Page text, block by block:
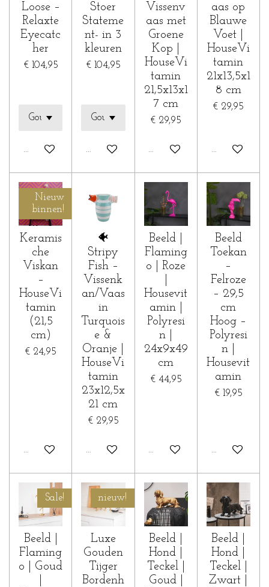
Loose –
Relaxte
Eyecatc
her
€ 104,95
In winkelwagen
Stoer
Stateme
nt- in 3
kleuren
€ 104,95
In winkelwagen
Vissenv
aas met
Groene
Kop |
HouseVi
tamin
21,5x13x1
7 cm
€ 29,95
In winkelwagen
aas op
Blauwe
Voet |
HouseVi
tamin
21x13,5x1
8 cm
€ 29,95
In
Nieuw
binnen!
Keramis
che
Viskan
–
HouseVi
tamin
(21,5
cm)
€ 24,95
In winkelwagen
🐠
Stripy
Fish –
Vissenk
an/Vaas
in
Turquois
e &
Oranje |
HouseVi
tamin
23x12,5x
21 cm
€ 29,95
In winkelwagen
Beeld |
Flaming
o | Roze
Housevit
amin |
Polyresi
n |
24x9x49
cm
€ 44,95
In winkelwagen
Beeld
Toekan
–
Felroze
– 29,5
cm
Hoog –
Polyresi
n |
Housevit
amin
€ 19,95
In
Sale!
Beeld |
Flaming
o | Goud
nieuw!
Luxe
Gouden
Tijger
Bordenh
Beeld |
Hond |
Teckel |
Goud |
Beeld |
Hond |
Teckel |
Zwart |